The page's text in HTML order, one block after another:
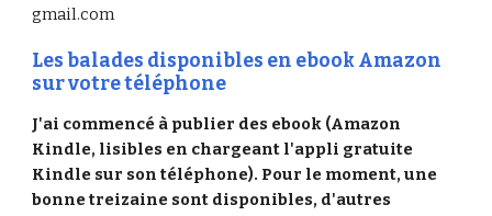
gmail.com
Les balades disponibles en ebook Amazon
sur votre téléphone
J'ai commencé à publier des ebook (Amazon
Kindle, lisibles en chargeant l'appli gratuite
Kindle sur son téléphone). Pour le moment, une
bonne treizaine sont disponibles, d'autres